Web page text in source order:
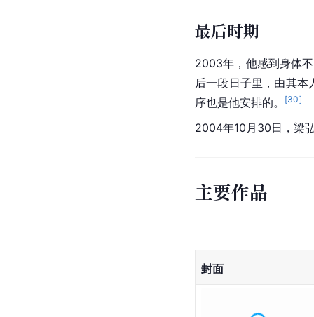
最后时期
2003年，他感到身体
后一段日子里，由其
序也是他安排的。
[30]
2004年10月30日，梁
主要作品
封面